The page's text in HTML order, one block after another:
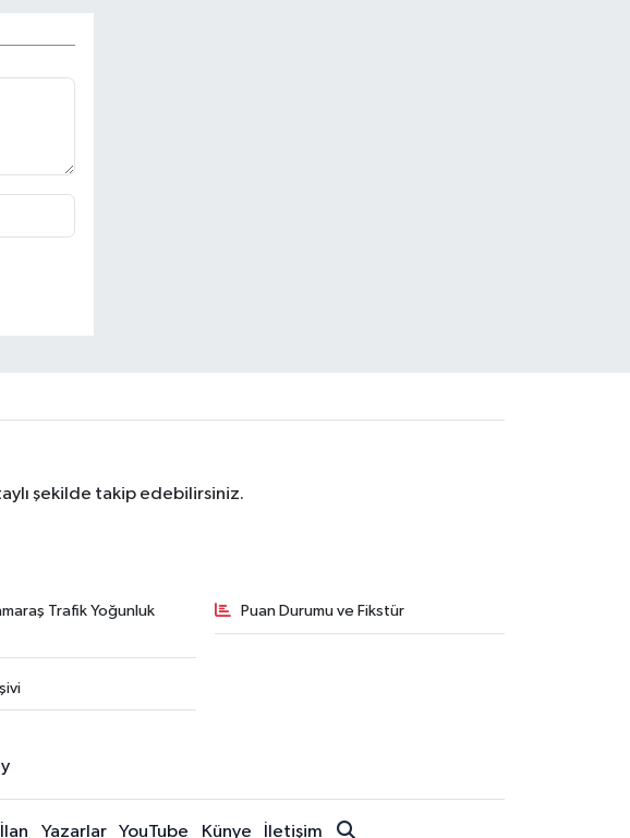
şekilde takip edebilirsiniz.
Trafik Yoğunluk
Puan Durumu ve Fikstür
Yazarlar YouTube Künye İletişim